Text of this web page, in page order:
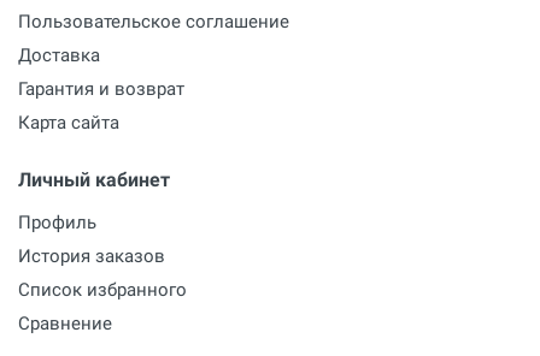
Пользовательское соглашение
Доставка
Гарантия и возврат
Карта сайта
Личный кабинет
Профиль
История заказов
Список избранного
Сравнение